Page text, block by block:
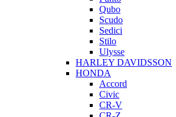
Qubo
Scudo
Sedici
Stilo
Ulysse
HARLEY DAVIDSSON
HONDA
Accord
Civic
CR-V